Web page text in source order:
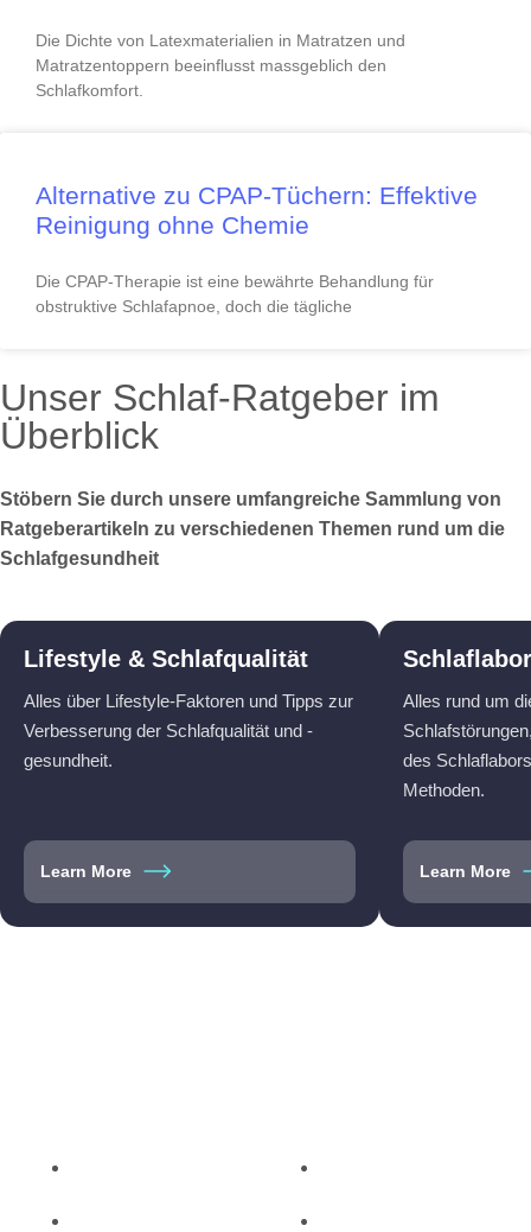
Die Dichte von Latexmaterialien in Matratzen und
Matratzentoppern beeinflusst massgeblich den
Schlafkomfort.
Alternative zu CPAP-Tüchern: Effektive
Reinigung ohne Chemie
Die CPAP-Therapie ist eine bewährte Behandlung für
obstruktive Schlafapnoe, doch die tägliche
Unser Schlaf-Ratgeber im
Überblick
Stöbern Sie durch unsere umfangreiche Sammlung von
Ratgeberartikeln zu verschiedenen Themen rund um die
Schlafgesundheit
Lifestyle & Schlafqualität
Alles über Lifestyle-Faktoren und Tipps zur
Verbesserung der Schlafqualität und -
gesundheit.
Learn More
Alles rund um
des
Methoden.
Learn More